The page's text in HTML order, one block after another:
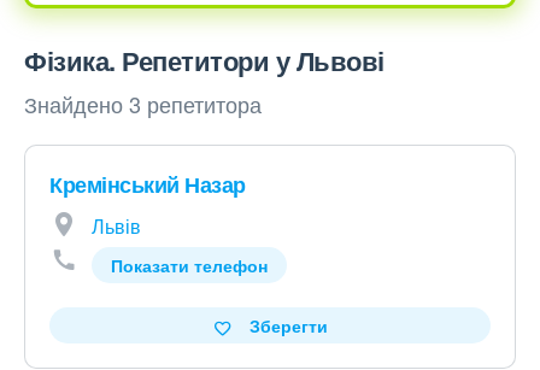
Фізика. Репетитори у Львові
Знайдено 3 репетитора
Кремінський Назар
Львів
Показати телефон
Зберегти